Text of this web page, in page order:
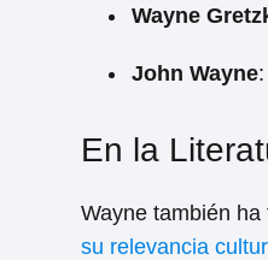
Wayne
John Wayne
En la
Wayne también
su relevancia